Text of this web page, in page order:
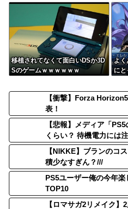
どんなのがある？
移植されてなくて面白いDSか3D
Sのゲームｗｗｗｗｗｗ
よく
に
【衝撃】Forza
表！
【悲報】メディア「
くらい？ 待機電力には
【NIKKE】ブランのコ
積少なすぎん？///
PS5ユーザー俺の今年
TOP10
【ロマサガ2リメイク